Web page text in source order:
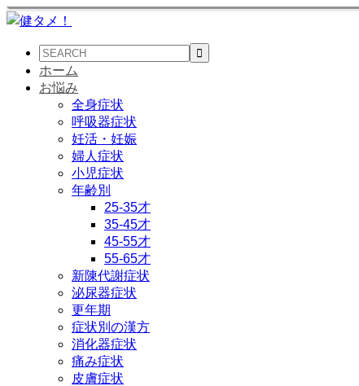
ホーム
お悩み
全身症状
呼吸器症状
妊活・妊娠
婦人症状
小児症状
年齢別
25-35才
35-45才
45-55才
55-65才
新陳代謝症状
泌尿器症状
更年期
症状別の漢方
消化器症状
痛み症状
皮膚症状